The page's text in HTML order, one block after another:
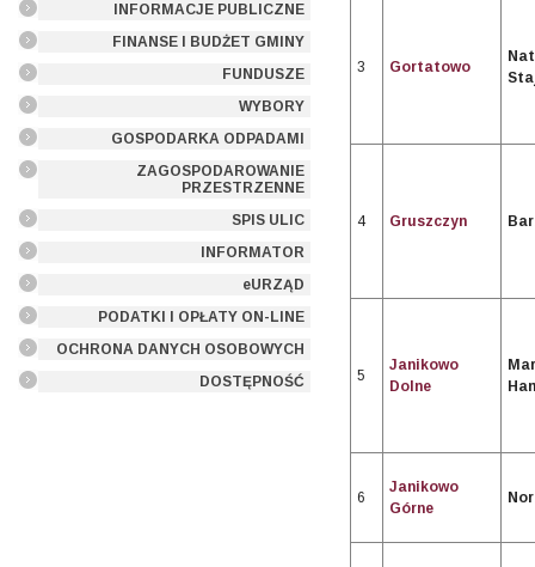
INFORMACJE PUBLICZNE
FINANSE I BUDŻET GMINY
FUNDUSZE
WYBORY
GOSPODARKA ODPADAMI
ZAGOSPODAROWANIE
PRZESTRZENNE
SPIS ULIC
INFORMATOR
eURZĄD
PODATKI I OPŁATY ON-LINE
OCHRONA DANYCH OSOBOWYCH
DOSTĘPNOŚĆ
3 Gortatowo
4 Gruszczyn
5
Janikowo
Dolne
6
Janikowo
Górne